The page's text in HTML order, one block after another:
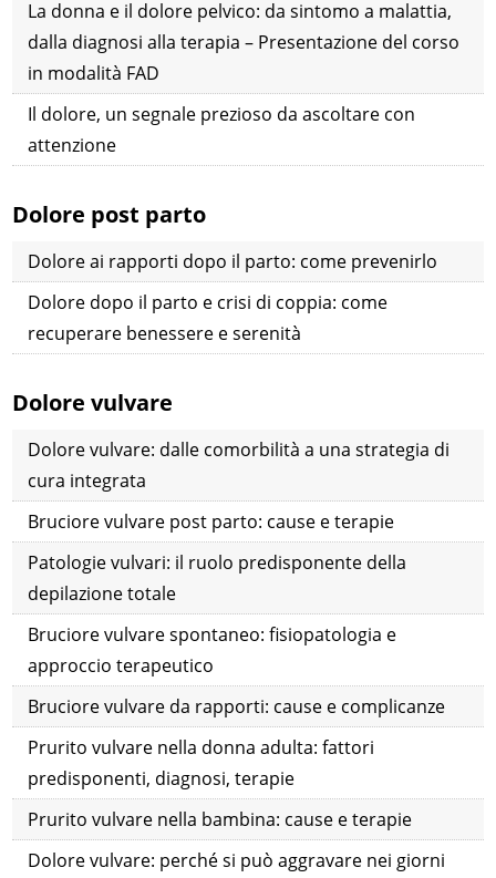
La donna e il dolore pelvico: da sintomo a malattia,
dalla diagnosi alla terapia – Presentazione del corso
in modalità FAD
Il dolore, un segnale prezioso da ascoltare con
attenzione
Dolore post parto
Dolore ai rapporti dopo il parto: come prevenirlo
Dolore dopo il parto e crisi di coppia: come
recuperare benessere e serenità
Dolore vulvare
Dolore vulvare: dalle comorbilità a una strategia di
cura integrata
Bruciore vulvare post parto: cause e terapie
Patologie vulvari: il ruolo predisponente della
depilazione totale
Bruciore vulvare spontaneo: fisiopatologia e
approccio terapeutico
Bruciore vulvare da rapporti: cause e complicanze
Prurito vulvare nella donna adulta: fattori
predisponenti, diagnosi, terapie
Prurito vulvare nella bambina: cause e terapie
Dolore vulvare: perché si può aggravare nei giorni